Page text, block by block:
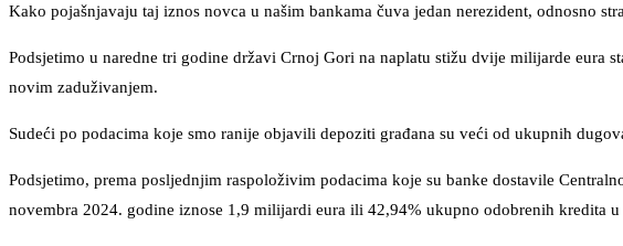
Kako pojašnjavaju taj iznos novca u našim bankama čuva jedan nerezident, odnosno
Podsjetimo u naredne tri godine državi Crnoj Gori na naplatu stižu dvije milijarde eura
novim zaduživanjem.
Sudeći po podacima koje smo ranije objavili depoziti građana su veći od ukupnih
Podsjetimo, prema posljednjim raspoloživim podacima koje su banke dostavile
novembra 2024. godine iznose 1,9 milijardi eura ili 42,94% ukupno odobrenih kredita u